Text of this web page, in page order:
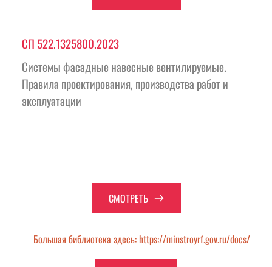
СП 522.1325800.2023
Системы фасадные навесные вентилируемые.
Правила проектирования, производства работ и
эксплуатации
СМОТРЕТЬ
Большая библиотека здесь: https://minstroyrf.gov.ru/docs/